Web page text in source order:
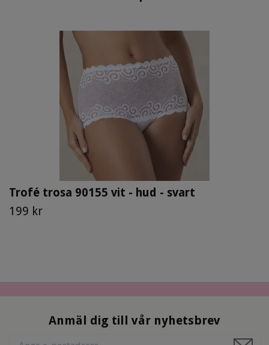
Trofé trosa 90155 vit - hud - svart
199 kr
Anmäl dig till vår nyhetsbrev